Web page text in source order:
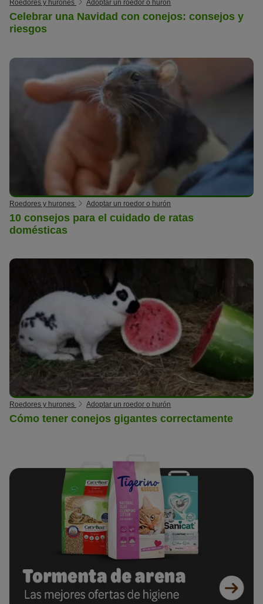
Roedores y hurones Adoptar un roedor o hurón
Celebrar una Navidad con conejos: consejos y
riesgos
Roedores y hurones Adoptar un roedor o hurón
10 consejos para el cuidado de ratas
domésticas
Roedores y hurones Adoptar un roedor o hurón
Cómo tener conejos gigantes correctamente